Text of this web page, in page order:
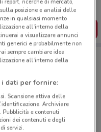
del risparmio, comodamente
L’APP
posizione e analisi delle
in qualsiasi momento
all'interno della
a visualizzare annunci
generici e probabilmente non
sempre cambiare idea
all'interno della
dati per fornire:
Scansione attiva delle
Archiviare
Pubblicità e contenuti
dei contenuti e degli
servizi.